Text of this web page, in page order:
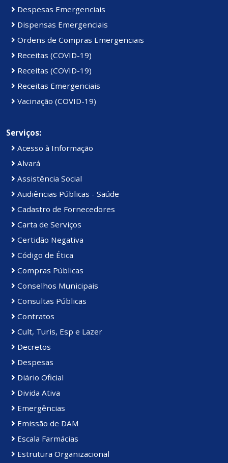
Despesas Emergenciais
Dispensas Emergenciais
Ordens de Compras Emergenciais
Receitas (COVID-19)
Receitas (COVID-19)
Receitas Emergenciais
Vacinação (COVID-19)
Serviços:
Acesso à Informação
Alvará
Assistência Social
Audiências Públicas - Saúde
Cadastro de Fornecedores
Carta de Serviços
Certidão Negativa
Código de Ética
Compras Públicas
Conselhos Municipais
Consultas Públicas
Contratos
Cult, Turis, Esp e Lazer
Decretos
Despesas
Diário Oficial
Divida Ativa
Emergências
Emissão de DAM
Escala Farmácias
Estrutura Organizacional